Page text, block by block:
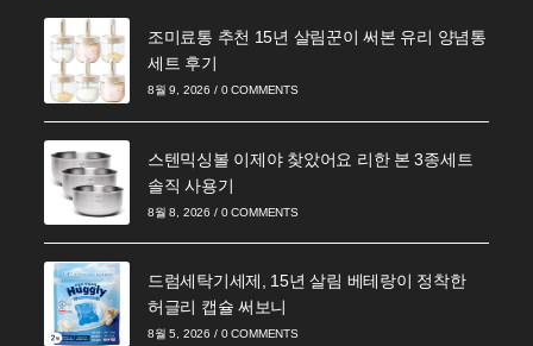
조미료통 추천 15년 살림꾼이 써본 유리 양념통
세트 후기
8월 9, 2026 / 0 COMMENTS
스텐믹싱볼 이제야 찾았어요 리한 본 3종세트
솔직 사용기
8월 8, 2026 / 0 COMMENTS
드럼세탁기세제, 15년 살림 베테랑이 정착한
허글리 캡슐 써보니
8월 5, 2026 / 0 COMMENTS